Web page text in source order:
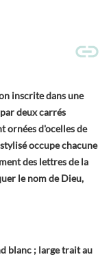
inscrite dans une
deux carrés
ornées d'ocelles de
occupe chacune
des lettres de la
le nom de Dieu,
blanc ; large trait au